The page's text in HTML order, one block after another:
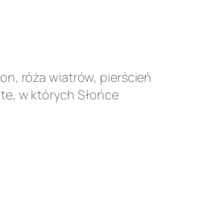
róża wiatrów, pierścień
w których Słońce